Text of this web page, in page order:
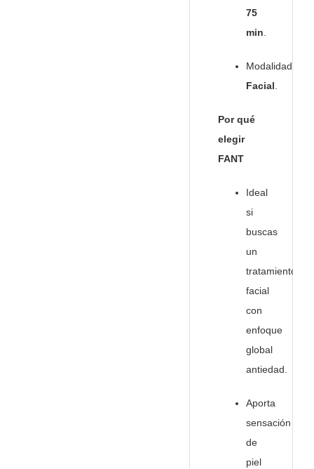
75
min.
Modalidad:
Facial.
Por qué
elegir
FANT
Ideal
si
buscas
un
tratamiento
facial
con
enfoque
global
antiedad.
Aporta
sensación
de
piel